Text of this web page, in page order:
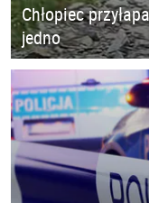
Chłopiec
jedno